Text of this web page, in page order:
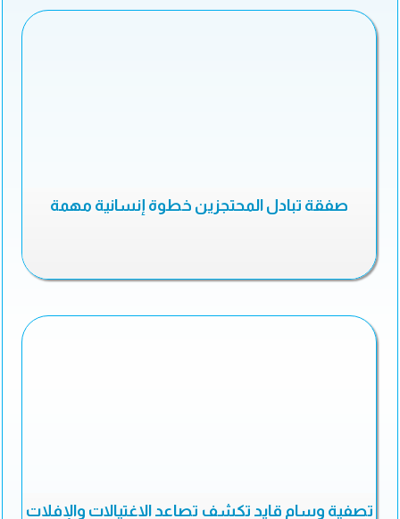
صفقة تبادل المحتجزين خطوة إنسانية مهمة
تصفية وسام قايد تكشف تصاعد الاغتيالات والإفلات